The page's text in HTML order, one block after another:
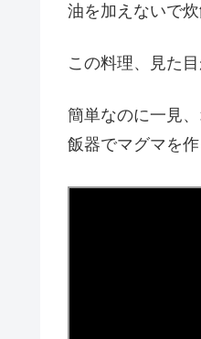
油を加えないで
この料理、見た
簡単なのに一見
飯器でマグマを